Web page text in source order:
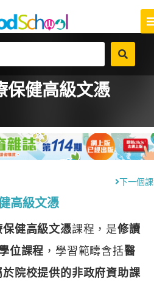
保健高級文憑
下一個
高級文憑
保健高級文憑課程，是修讀
位課程 ，學習範疇含括醫
於院校提供的非政府資助課